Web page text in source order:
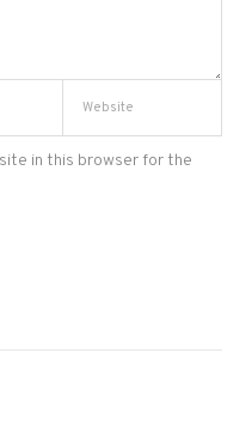
in this browser for the